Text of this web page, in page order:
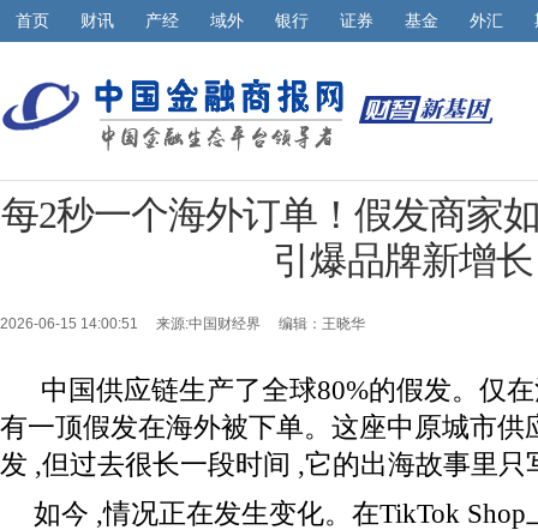
首页 财讯 产经 域外 银行 证券 基金 外汇
每2秒一个海外订单！假发商家
引爆品牌新增长
2026-06-15 14:00:51 来源:中国财经界 编辑：王晓华
中国供应链生产了全球80%的假发。仅
有一顶假发在海外被下单。这座中原城市供
发 ,但过去很长一段时间 ,它的出海故事里
如今 ,情况正在发生变化。在TikTok